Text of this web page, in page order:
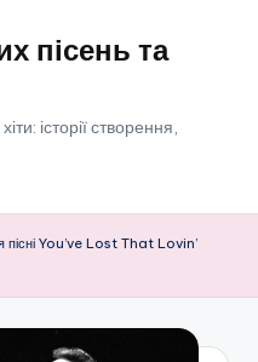
пісень та
хіти: історії створення,
пісні You’ve Lost That Lovin’